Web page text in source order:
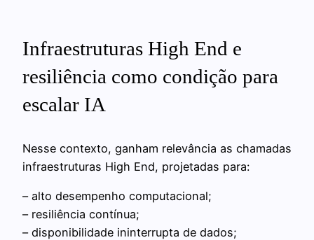
Infraestruturas High End e
resiliência como condição para
escalar IA
Nesse contexto, ganham relevância as chamadas
infraestruturas High End, projetadas para:
– alto desempenho computacional;
– resiliência contínua;
– disponibilidade ininterrupta de dados;